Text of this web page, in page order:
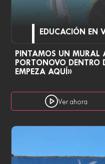
EDUCACIÓN EN
PINTAMOS UN MURAL
PORTONOVO
EMPEZA AQUÍ»
Ver ahora